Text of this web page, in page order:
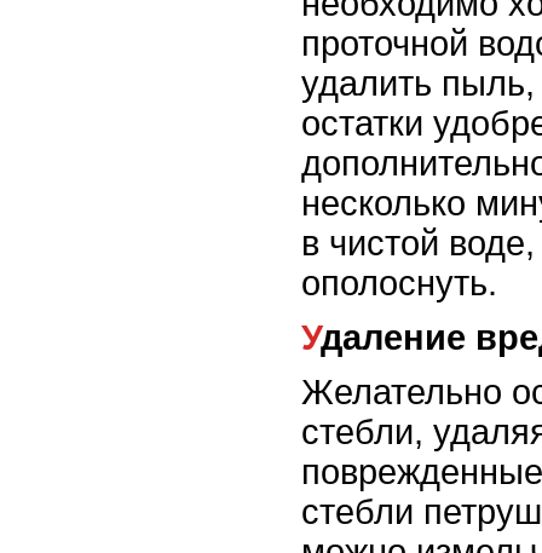
проточной
удалить
остатки
несколько
в чистой
ополоснуть.
Удаление
Желательно
стебли,
стебли